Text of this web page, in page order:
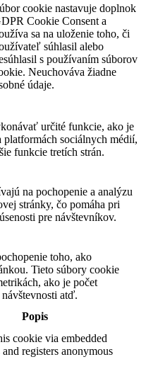
cookie nastavuje doplnok
Cookie Consent a
sa na uloženie toho, či
súhlasil alebo
s používaním súborov
Neuchováva žiadne
údaje.
určité funkcie, ako je
sociálnych médií,
funkcie tretích strán.
na pochopenie a analýzu
stránky, čo pomáha pri
pre návštevníkov.
toho, ako
Tieto súbory cookie
ako je počet
atď.
Popis
cookie via embedded
registers anonymous